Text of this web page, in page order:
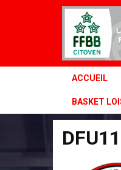
ACCUEIL
BASKET
DFU11
Panneau de gestion des